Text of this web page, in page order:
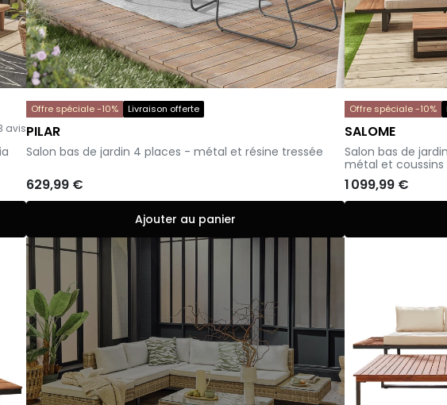
avis
Offre spéciale -10% Livraison offerte
PILAR
-
Salon bas de jardin 4 places - métal et résine tressée
629,99 €
Ajouter au panier
Offre spéciale -10%
SALOME
-
Salon bas de
métal et coussins
1 099,99 €